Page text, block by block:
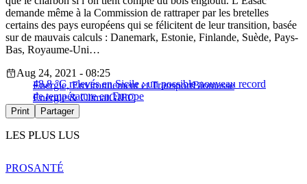
demande même à la Commission de rattraper par les bretelles
certains des pays européens qui se félicitent de leur transition, basée
sur de mauvais calculs : Danemark, Estonie, Finlande, Suède, Pays-
Bas, Royaume-Uni…
48,8 °C relevés en Sicile : un possible nouveau record
de température en Europe
Aug 24, 2021 - 08:25
Energie, Environnement et TransportBiomasse
Energie & ClimatGIEC
Print Partager
LES PLUS LUS
PROSANTÉ